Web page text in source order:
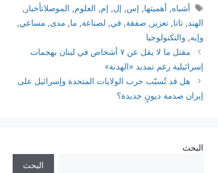
الوسوم
أشباه, أهميتها, إس, إل, إم, العلوم, الموصلاتأخبار ,
الهند, تاتا, تعزيز , صفقة, في, لصناعة, ما, مدى, مساعي,
وإيه, والتكنولوجيا
مقتل ما لا يقل عن ٧ أشخاص في لبنان بهجمات
إسرائيلية رغم تمديد «الهدنة»
هل قد تُسبّب حرب الولايات المتحدة وإسرائيل على
إيران صدمة ديونٍ جديدة؟
البحث
البحث